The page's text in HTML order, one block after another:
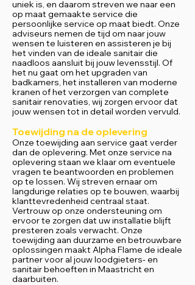
uniek is, en daarom streven we naar een
op maat gemaakte service die
persoonlijke service op maat biedt. Onze
adviseurs nemen de tijd om naar jouw
wensen te luisteren en assisteren je bij
het vinden van de ideale sanitair die
naadloos aansluit bij jouw levensstijl. Of
het nu gaat om het upgraden van
badkamers, het installeren van moderne
kranen of het verzorgen van complete
sanitair renovaties, wij zorgen ervoor dat
jouw wensen tot in detail worden vervuld.
Toewijding na de oplevering
Onze toewijding aan service gaat verder
dan de oplevering. Met onze service na
oplevering staan we klaar om eventuele
vragen te beantwoorden en problemen
op te lossen. Wij streven ernaar om
langdurige relaties op te bouwen, waarbij
klanttevredenheid centraal staat.
Vertrouw op onze ondersteuning om
ervoor te zorgen dat uw installatie blijft
presteren zoals verwacht. Onze
toewijding aan duurzame en betrouwbare
oplossingen maakt Alpha Flame de ideale
partner voor al jouw loodgieters- en
sanitair behoeften in Maastricht en
daarbuiten.